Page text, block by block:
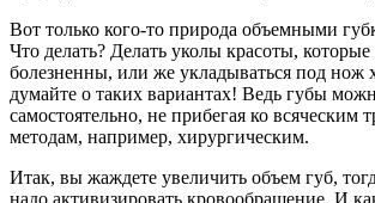
Вот только кого-то природа объемными
Что делать? Делать уколы красоты, которые
болезненны, или же укладываться под нож
думайте о таких вариантах! Ведь губы
самостоятельно, не прибегая ко
методам, например, хирургическим.
Итак, вы жаждете увеличить объем губ,
надо активизировать кровообращение. И